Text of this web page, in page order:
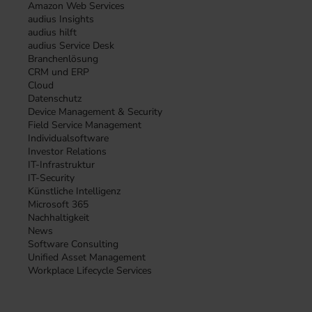
Amazon Web Services
audius Insights
audius hilft
audius Service Desk
Branchenlösung
CRM und ERP
Cloud
Datenschutz
Device Management & Security
Field Service Management
Individualsoftware
Investor Relations
IT-Infrastruktur
IT-Security
Künstliche Intelligenz
Microsoft 365
Nachhaltigkeit
News
Software Consulting
Unified Asset Management
Workplace Lifecycle Services